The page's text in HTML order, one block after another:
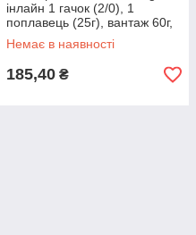
інлайн 1 гачок (2/0), 1
поплавець (25г), вантаж 60г,
шнур 0,8мм, 100см.
Немає в наявності
185,40 ₴